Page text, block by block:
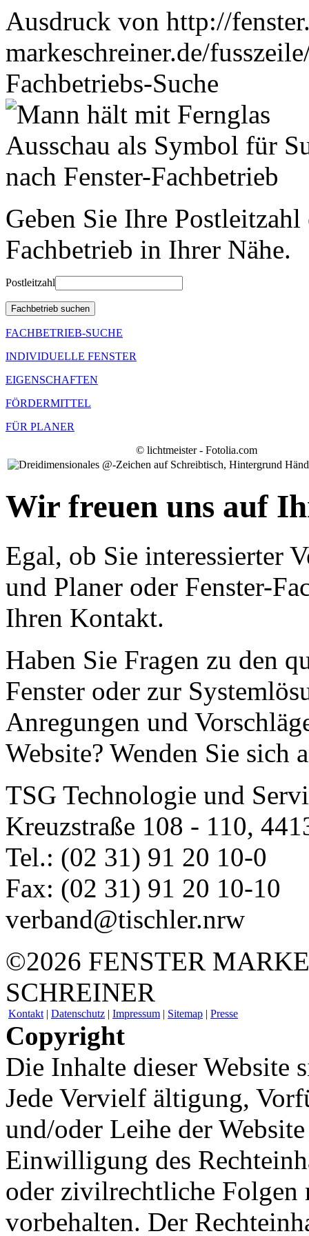
Ausdruck von http://
markeschreiner.de/
Fachbetriebs-Suche
Geben Sie Ihre
Fachbetrieb in Ihrer Nähe.
Postleitzahl
FACHBETRIEB-SUCHE
INDIVIDUELLE FENSTER
EIGENSCHAFTEN
FÖRDERMITTEL
FÜR PLANER
© lichtmeister - Fotolia.com
Wir freuen uns auf
Egal, ob Sie interessierter
und Planer oder Fenster-
Ihren Kontakt.
Haben Sie Fragen zu den
Fenster oder zur
Anregungen und
Website? Wenden Sie sich
TSG Technologie und
Kreuzstraße 108 - 110,
Tel.: (02 31) 91 20 10-0
Fax: (02 31) 91 20 10-10
verband@tischler.nrw
©2026 FENSTER
SCHREINER
Kontakt | Datenschutz | Impressum | Sitemap | Presse
Copyright
Die Inhalte dieser Website
Jede Vervielf ältigung,
und/oder Leihe der
Einwilligung des
oder zivilrechtliche Folgen
vorbehalten. Der